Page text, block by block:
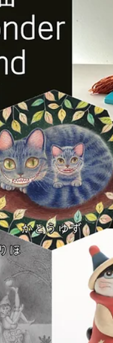
切らせていただきました。 ご
伝を拡散してくださった皆様
た。 こんにちは。 冬らしく寒
ま、いかがお過ごしですか？ 私は冬のはじめ、今の季節が
とても好きです。 今日は私からみなさまへ、ほっと嬉しく
なる（といいな、の） オーダ
す。 9月の個展で出展した、こち
りがたいことに、このタッチ
い合わせをいただくことが多
仕様で 猫さんのオーダーイラ
ることに致しました。 題して「ひょっこり・うちのねこ」
- - - - オーダーイラスト企画「
応募方法 〜あなたのおうちの
お届けします〜 ・募集点数 先
次第募集を終了致します。 ま
討いただいている場合は、メー
幸いです。 ・